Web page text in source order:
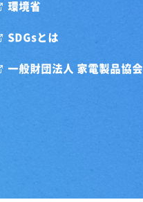
環境省
SDGsとは
一般財団法人 家電製品協会